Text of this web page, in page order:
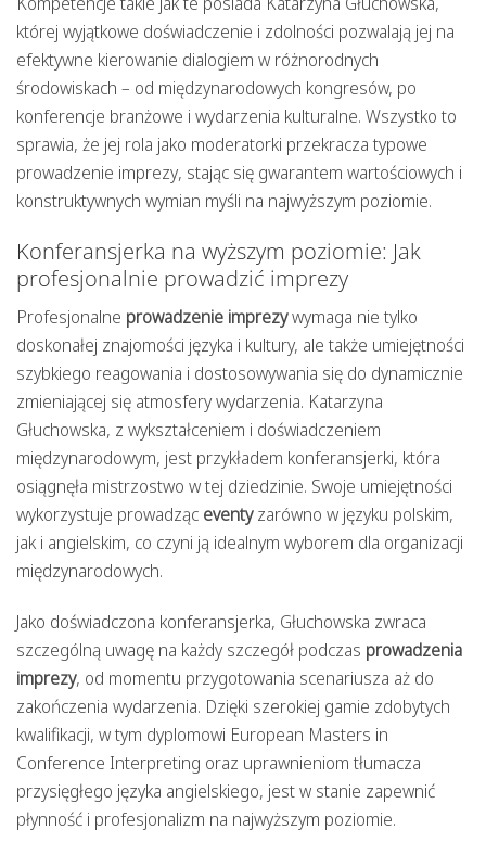
której wyjątkowe doświadczenie i zdolności pozwalają jej na
efektywne kierowanie dialogiem w różnorodnych
środowiskach – od międzynarodowych kongresów, po
konferencje branżowe i wydarzenia kulturalne. Wszystko to
sprawia, że jej rola jako moderatorki przekracza typowe
prowadzenie imprezy, stając się gwarantem wartościowych i
konstruktywnych wymian myśli na najwyższym poziomie.
Konferansjerka na wyższym poziomie: Jak
profesjonalnie prowadzić imprezy
Profesjonalne prowadzenie imprezywymaga nie tylko
doskonałej znajomości języka i kultury, ale także umiejętności
szybkiego reagowania i dostosowywania się do dynamicznie
zmieniającej się atmosfery wydarzenia. Katarzyna
Głuchowska, z wykształceniem i doświadczeniem
międzynarodowym, jest przykładem konferansjerki, która
osiągnęła mistrzostwo w tej dziedzinie. Swoje umiejętności
wykorzystuje prowadząc eventyzarówno w języku polskim,
jak i angielskim, co czyni ją idealnym wyborem dla organizacji
międzynarodowych.
Jako doświadczona konferansjerka, Głuchowska zwraca
szczególną uwagę na każdy szczegół podczas prowadzenia
imprezy, od momentu przygotowania scenariusza aż do
zakończenia wydarzenia. Dzięki szerokiej gamie zdobytych
kwalifikacji, w tym dyplomowi European Masters in
Conference Interpreting oraz uprawnieniom tłumacza
przysięgłego języka angielskiego, jest w stanie zapewnić
płynność i profesjonalizm na najwyższym poziomie.